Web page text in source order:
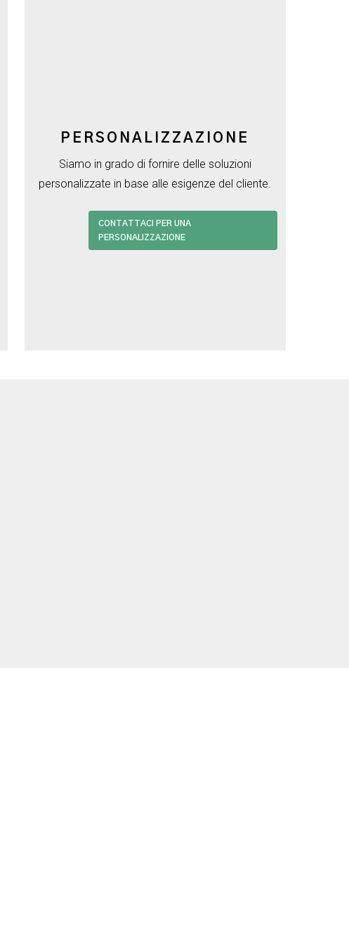
PERSONALIZZAZIONE
Siamo in grado di fornire delle soluzioni
personalizzate in base alle esigenze del cliente.
CONTATTACI PER UNA
PERSONALIZZAZIONE